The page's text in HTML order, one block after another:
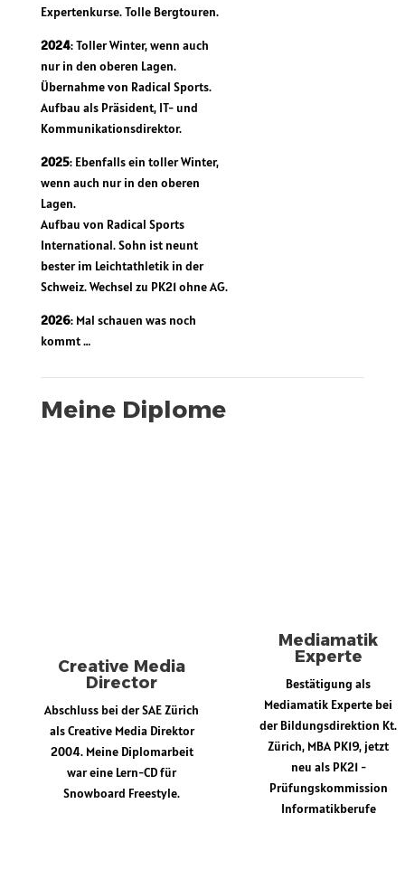
Expertenkurse. Tolle Bergtouren.
2024: Toller Winter, wenn auch
nur in den oberen Lagen.
Übernahme von Radical Sports.
Aufbau als Präsident, IT- und
Kommunikationsdirektor.
2025: Ebenfalls ein toller Winter,
wenn auch nur in den oberen
Lagen.
Aufbau von Radical Sports
International. Sohn ist neunt
bester im Leichtathletik in der
Schweiz. Wechsel zu PK21 ohne AG.
2026: Mal schauen was noch
kommt …
Meine Diplome
Creative Media
Director
Abschluss bei der SAE Zürich
als Creative Media Direktor
2004. Meine Diplomarbeit
war eine Lern-CD für
Snowboard Freestyle.
Mediamatik
Experte
Bestätigung als
Mediamatik Experte bei
der Bildungsdirektion Kt.
Zürich, MBA PK19, jetzt
neu als PK21 -
Prüfungskommission
Informatikberufe